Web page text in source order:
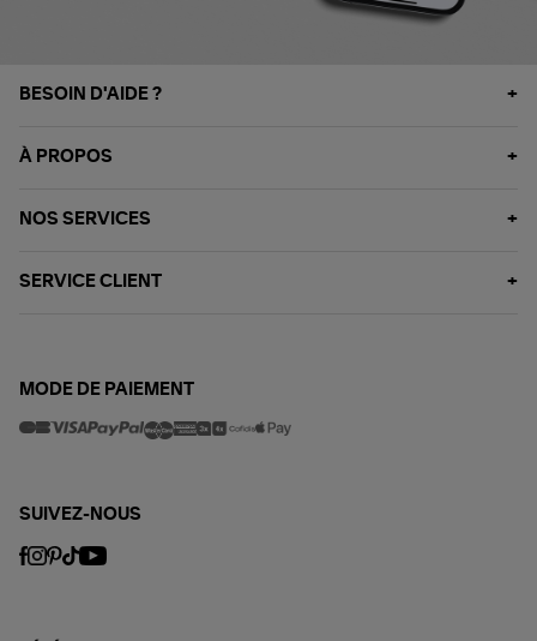
BESOIN D'AIDE ?
À PROPOS
NOS SERVICES
SERVICE CLIENT
MODE DE PAIEMENT
SUIVEZ-NOUS